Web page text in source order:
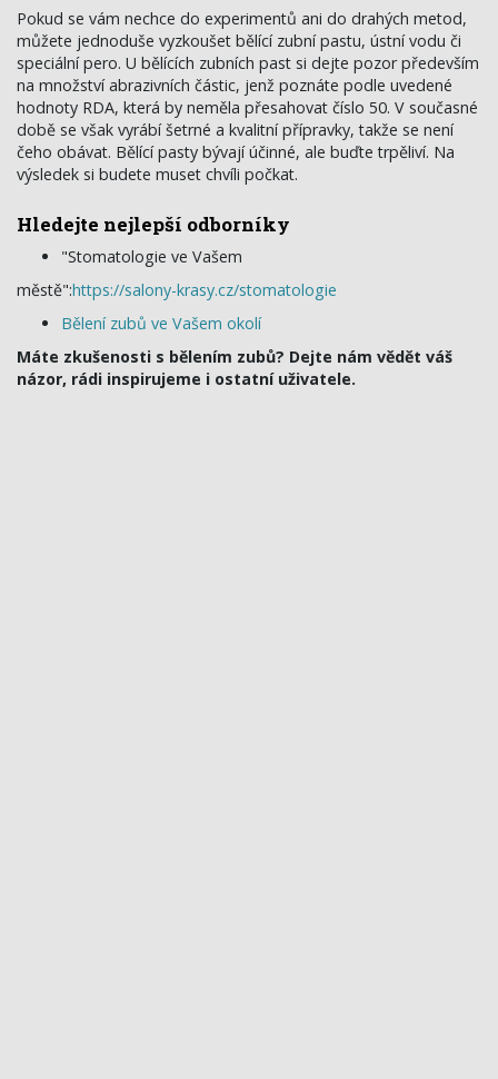
Pokud se vám nechce do experimentů ani do drahých metod,
můžete jednoduše vyzkoušet bělící zubní pastu, ústní vodu či
speciální pero. U bělících zubních past si dejte pozor především
na množství abrazivních částic, jenž poznáte podle uvedené
hodnoty RDA, která by neměla přesahovat číslo 50. V současné
době se však vyrábí šetrné a kvalitní přípravky, takže se není
čeho obávat. Bělící pasty bývají účinné, ale buďte trpěliví. Na
výsledek si budete muset chvíli počkat.
Hledejte nejlepší odborníky
"Stomatologie ve Vašem
městě":https://salony-krasy.cz/stomatologie
Bělení zubů ve Vašem okolí
Máte zkušenosti s bělením zubů? Dejte nám vědět váš
názor, rádi inspirujeme i ostatní uživatele.